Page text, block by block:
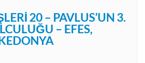
20 – PAVLUS’UN 3.
– EFES,